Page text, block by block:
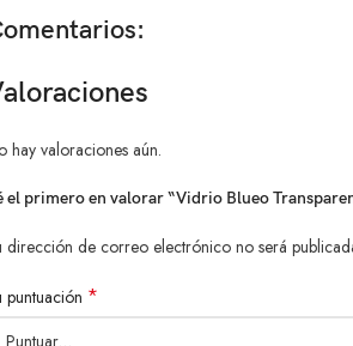
hay valoraciones aún.
el primero en valorar “Vidrio Blueo
dirección de correo electrónico no será
puntuación *